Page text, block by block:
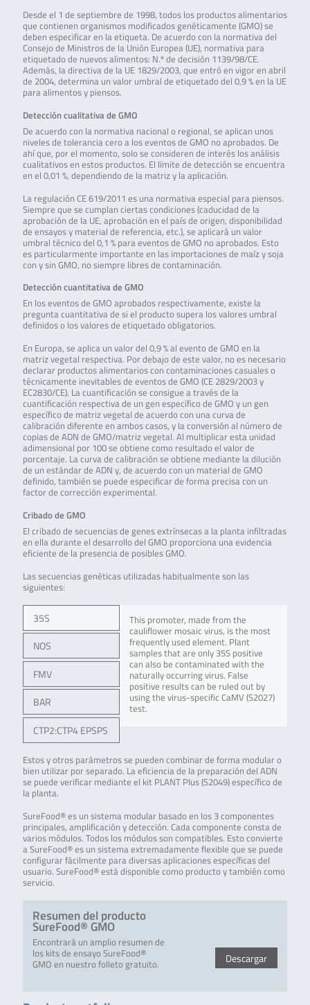
Desde el 1 de septiembre de 1998, todos los productos alimentarios
que contienen organismos modificados genéticamente (GMO) se
deben especificar en la etiqueta. De acuerdo con la normativa del
Consejo de Ministros de la Unión Europea (UE), normativa para
etiquetado de nuevos alimentos: N.º de decisión 1139/98/CE.
Además, la directiva de la UE 1829/2003, que entró en vigor en abril
de 2004, determina un valor umbral de etiquetado del 0,9 % en la UE
para alimentos y piensos.
Detección cualitativa de GMO
De acuerdo con la normativa nacional o regional, se aplican unos
niveles de tolerancia cero a los eventos de GMO no aprobados. De
ahí que, por el momento, solo se consideren de interés los análisis
cualitativos en estos productos. El límite de detección se encuentra
en el 0,01 %, dependiendo de la matriz y la aplicación.
La regulación CE 619/2011 es una normativa especial para piensos.
Siempre que se cumplan ciertas condiciones (caducidad de la
aprobación de la UE, aprobación en el país de origen, disponibilidad
de ensayos y material de referencia, etc.), se aplicará un valor
umbral técnico del 0,1 % para eventos de GMO no aprobados. Esto
es particularmente importante en las importaciones de maíz y soja
con y sin GMO, no siempre libres de contaminación.
Detección cuantitativa de GMO
En los eventos de GMO aprobados respectivamente, existe la
pregunta cuantitativa de si el producto supera los valores umbral
definidos o los valores de etiquetado obligatorios.
En Europa, se aplica un valor del 0,9 % al evento de GMO en la
matriz vegetal respectiva. Por debajo de este valor, no es necesario
declarar productos alimentarios con contaminaciones casuales o
técnicamente inevitables de eventos de GMO (CE 2829/2003 y
EC2830/CE). La cuantificación se consigue a través de la
cuantificación respectiva de un gen específico de GMO y un gen
específico de matriz vegetal de acuerdo con una curva de
calibración diferente en ambos casos, y la conversión al número de
copias de ADN de GMO/matriz vegetal. Al multiplicar esta unidad
adimensional por 100 se obtiene como resultado el valor de
porcentaje. La curva de calibración se obtiene mediante la dilución
de un estándar de ADN y, de acuerdo con un material de GMO
definido, también se puede especificar de forma precisa con un
factor de corrección experimental.
Cribado de GMO
El cribado de secuencias de genes extrínsecas a la planta infiltradas
en ella durante el desarrollo del GMO proporciona una evidencia
eficiente de la presencia de posibles GMO.
Las secuencias genéticas utilizadas habitualmente son las
siguientes:
35S
NOS
FMV
BAR
CTP2:CTP4 EPSPS
This promoter, made from the
cauliflower mosaic virus, is the most
frequently used element. Plant
samples that are only 35S positive
can also be contaminated with the
naturally occurring virus. False
positive results can be ruled out by
using the virus-specific CaMV (S2027)
test.
Estos y otros parámetros se pueden combinar de forma modular o
bien utilizar por separado. La eficiencia de la preparación del ADN
se puede verificar mediante el kit PLANT Plus (S2049) específico de
la planta.
SureFood® es un sistema modular basado en los 3 componentes
principales, amplificación y detección. Cada componente consta de
varios módulos. Todos los módulos son compatibles. Esto convierte
a SureFood® es un sistema extremadamente flexible que se puede
configurar fácilmente para diversas aplicaciones específicas del
usuario. SureFood® está disponible como producto y también como
servicio.
Resumen del producto
SureFood® GMO
Encontrará un amplio resumen de
los kits de ensayo SureFood®
GMO en nuestro folleto gratuito.
Descargar